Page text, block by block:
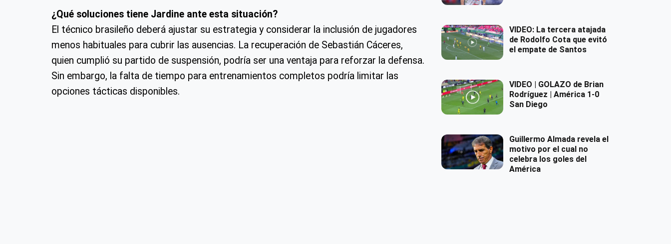
¿Qué soluciones tiene Jardine ante esta situación?
El técnico brasileño deberá ajustar su estrategia y considerar la inclusión de jugadores
menos habituales para cubrir las ausencias. La recuperación de Sebastián Cáceres,
quien cumplió su partido de suspensión, podría ser una ventaja para reforzar la defensa.
Sin embargo, la falta de tiempo para entrenamientos completos podría limitar las
opciones tácticas disponibles.
VIDEO: La tercera atajada
de Rodolfo Cota que evitó
el empate de Santos
VIDEO | GOLAZO de Brian
Rodríguez | América 1-0
San Diego
Guillermo Almada revela el
motivo por el cual no
celebra los goles del
América